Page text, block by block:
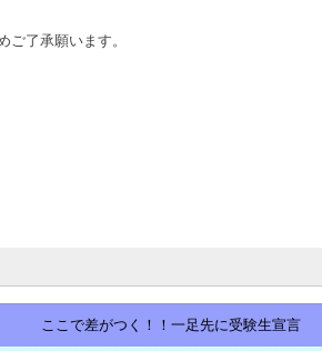
了承願います。
ここで差がつく！！一足先に受験生宣言